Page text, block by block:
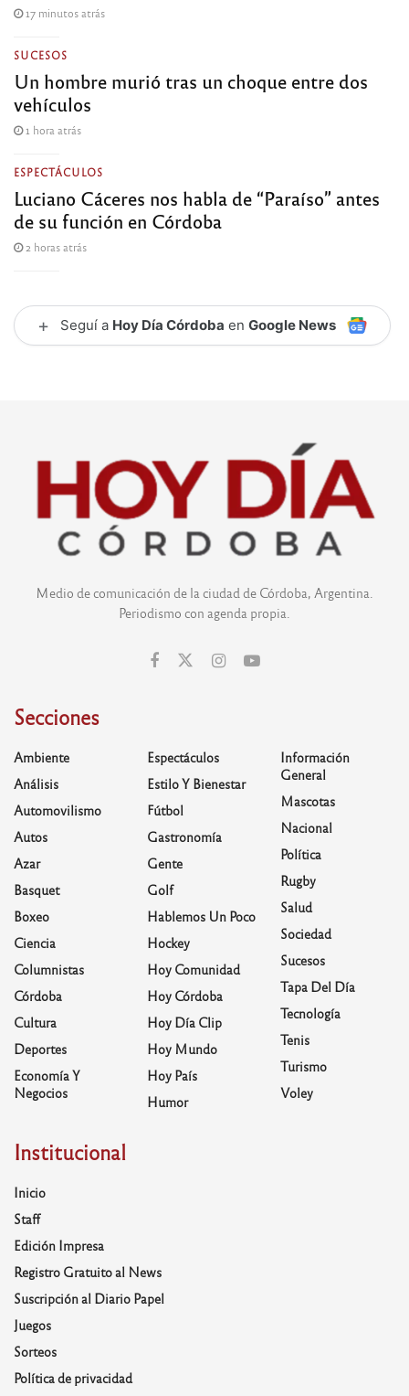
17 minutos atrás
SUCESOS
Un hombre murió tras un choque entre dos
vehículos
1 hora atrás
ESPECTÁCULOS
Luciano Cáceres nos habla de “Paraíso” antes
de su función en Córdoba
2 horas atrás
+ Seguí a Hoy Día Córdoba en Google News
Medio de comunicación de la ciudad de Córdoba, Argentina.
Periodismo con agenda propia.
Secciones
Ambiente
Análisis
Automovilismo
Autos
Azar
Basquet
Boxeo
Ciencia
Columnistas
Córdoba
Cultura
Deportes
Economía Y
Negocios
Espectáculos
Estilo Y Bienestar
Fútbol
Gastronomía
Gente
Golf
Hablemos Un Poco
Hockey
Hoy Comunidad
Hoy Córdoba
Hoy Día Clip
Hoy Mundo
Hoy País
Humor
Información
General
Mascotas
Nacional
Política
Rugby
Salud
Sociedad
Sucesos
Tapa Del Día
Tecnología
Tenis
Turismo
Voley
Institucional
Inicio
Staff
Edición Impresa
Registro Gratuito al News
Suscripción al Diario Papel
Juegos
Sorteos
Política de privacidad